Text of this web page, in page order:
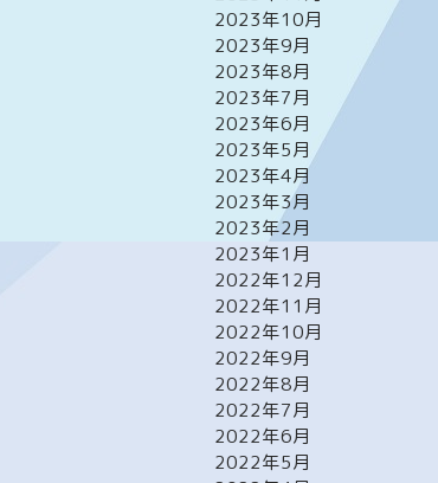
2023年10月
2023年9月
2023年8月
2023年7月
2023年6月
2023年5月
2023年4月
2023年3月
2023年2月
2023年1月
2022年12月
2022年11月
2022年10月
2022年9月
2022年8月
2022年7月
2022年6月
2022年5月